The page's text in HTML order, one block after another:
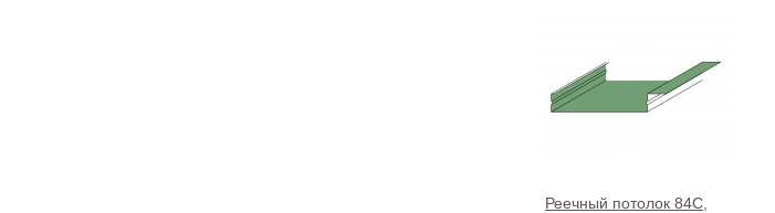
Реечный потолок 84С,